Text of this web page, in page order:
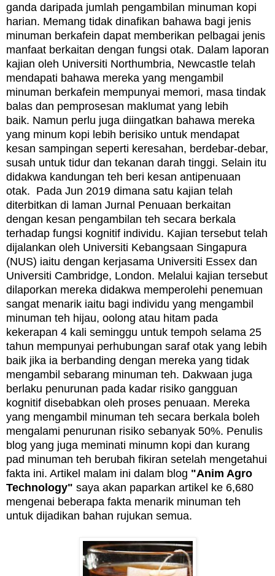
ganda daripada jumlah pengambilan minuman kopi
harian. Memang tidak dinafikan bahawa bagi jenis
minuman berkafein dapat memberikan pelbagai jenis
manfaat berkaitan dengan fungsi otak. Dalam laporan
kajian oleh Universiti Northumbria, Newcastle telah
mendapati bahawa mereka yang mengambil
minuman berkafein mempunyai memori, masa tindak
balas dan pemprosesan maklumat yang lebih
baik. Namun perlu juga diingatkan bahawa mereka
yang minum kopi lebih berisiko untuk mendapat
kesan sampingan seperti keresahan, berdebar-debar,
susah untuk tidur dan tekanan darah tinggi. Selain itu
didakwa kandungan teh beri kesan antipenuaan
otak. Pada Jun 2019 dimana satu kajian telah
diterbitkan di laman Jurnal Penuaan berkaitan
dengan kesan pengambilan teh secara berkala
terhadap fungsi kognitif individu. Kajian tersebut telah
dijalankan oleh Universiti Kebangsaan Singapura
(NUS) iaitu dengan kerjasama Universiti Essex dan
Universiti Cambridge, London. Melalui kajian tersebut
dilaporkan mereka didakwa memperolehi penemuan
sangat menarik iaitu bagi individu yang mengambil
minuman teh hijau, oolong atau hitam pada
kekerapan 4 kali seminggu untuk tempoh selama 25
tahun mempunyai perhubungan saraf otak yang lebih
baik jika ia berbanding dengan mereka yang tidak
mengambil sebarang minuman teh. Dakwaan juga
berlaku penurunan pada kadar risiko gangguan
kognitif disebabkan oleh proses penuaan. Mereka
yang mengambil minuman teh secara berkala boleh
mengalami penurunan risiko sebanyak 50%. Penulis
blog yang juga meminati minumn kopi dan kurang
pad minuman teh berubah fikiran setelah mengetahui
fakta ini. Artikel malam ini dalam blog "Anim Agro
Technology" saya akan paparkan artikel ke 6,680
mengenai beberapa fakta menarik minuman teh
untuk dijadikan bahan rujukan semua.